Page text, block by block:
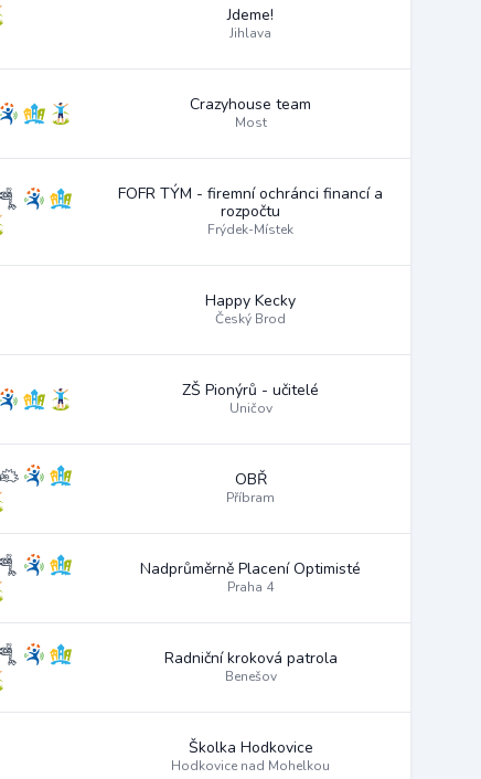
Jdeme!
Jihlava
Crazyhouse team
Most
FOFR TÝM - firemní ochránci financí a
rozpočtu
Frýdek-Místek
Happy Kecky
Český Brod
ZŠ Pionýrů - učitelé
Uničov
OBŘ
Příbram
Nadprůměrně Placení Optimisté
Praha 4
Radniční kroková patrola
Benešov
Školka Hodkovice
Hodkovice nad Mohelkou